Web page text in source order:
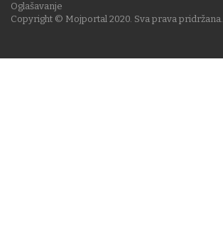
Copyright © Mojportal 2020. Sva prava pridržana.
Oglašavanje